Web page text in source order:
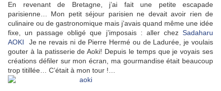
En revenant de Bretagne, j’ai fait une petite escapade
parisienne… Mon petit séjour parisien ne devait avoir rien de
culinaire ou de gastronomique mais j’avais quand même une idée
fixe, un passage obligé que j’imposais : aller chez Sadaharu
AOKI Je ne revais ni de Pierre Hermé ou de Ladurée, je voulais
gouter à la patisserie de Aoki! Depuis le temps que je voyais ses
créations défiler sur mon écran, ma gourmandise était beaucoup
trop titillée… C’était à mon tour !…